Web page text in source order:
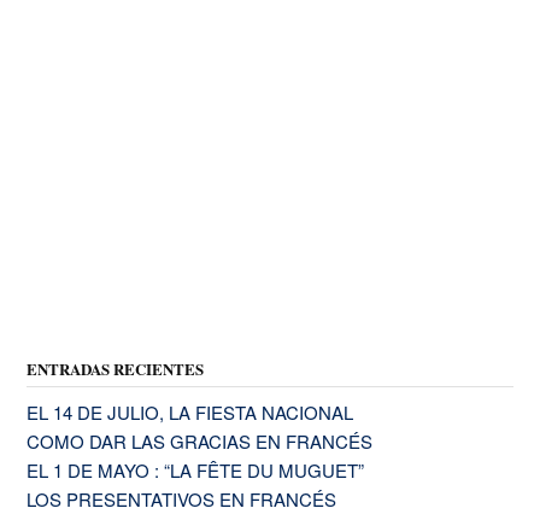
ENTRADAS RECIENTES
EL 14 DE JULIO, LA FIESTA NACIONAL
COMO DAR LAS GRACIAS EN FRANCÉS
EL 1 DE MAYO : “LA FÊTE DU MUGUET”
LOS PRESENTATIVOS EN FRANCÉS